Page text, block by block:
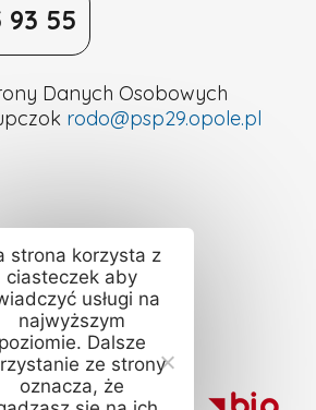
93 55
Danych Osobowych
rodo@psp29.opole.pl
cyfrowej
– ETR
strona korzysta z
ciasteczek aby
usługi na
najwyższym
poziomie. Dalsze
ze strony
oznacza, że